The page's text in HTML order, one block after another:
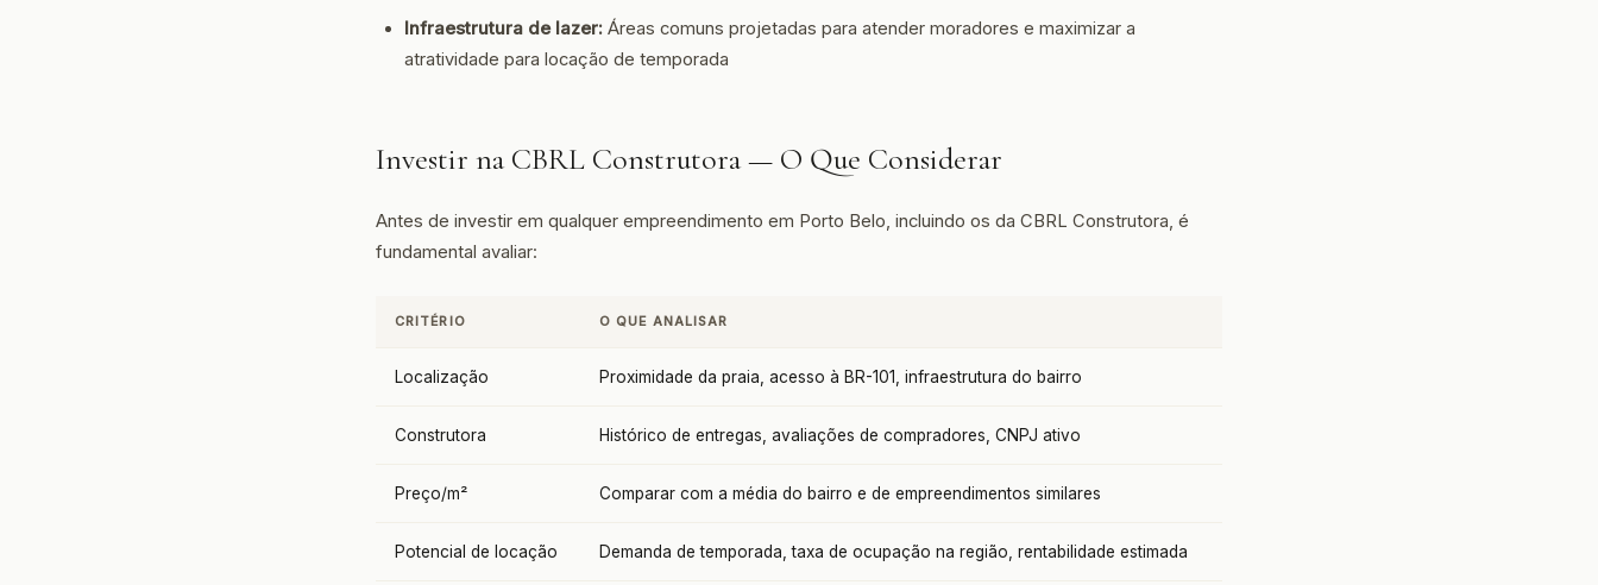
Infraestrutura de lazer: Áreas comuns projetadas para atender moradores e maximizar a
atratividade para locação de temporada
Investir na CBRL Construtora — O Que Considerar
Antes de investir em qualquer empreendimento em Porto Belo, incluindo os da CBRL Construtora, é
fundamental avaliar:
CRITÉRIO O QUE ANALISAR
Localização Proximidade da praia, acesso à BR-101, infraestrutura do bairro
Construtora Histórico de entregas, avaliações de compradores, CNPJ ativo
Preço/m² Comparar com a média do bairro e de empreendimentos similares
Potencial de locação Demanda de temporada, taxa de ocupação na região, rentabilidade estimada